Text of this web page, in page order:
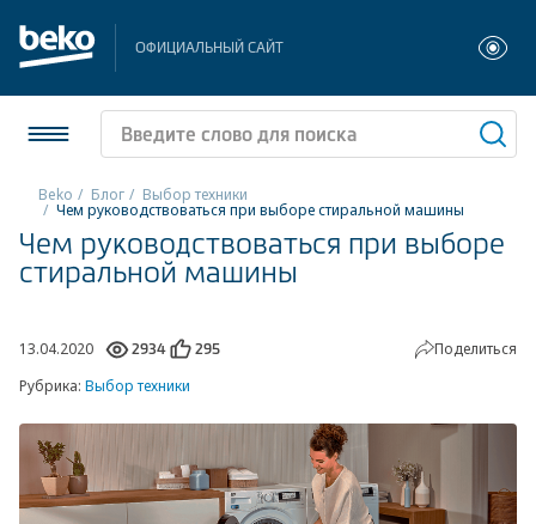
ОФИЦИАЛЬНЫЙ САЙТ
Холодильники и морозильники
Посудомоечные машины
Плиты
Встраиваемая техника
Малая бытовая техника
Beko Блог Выбор техники
Чем руководствоваться при выборе стиральной машины
Чем руководствоваться при выборе
стиральной машины
13.04.2020 2934 295
Поделиться
Рубрика: Выбор техники